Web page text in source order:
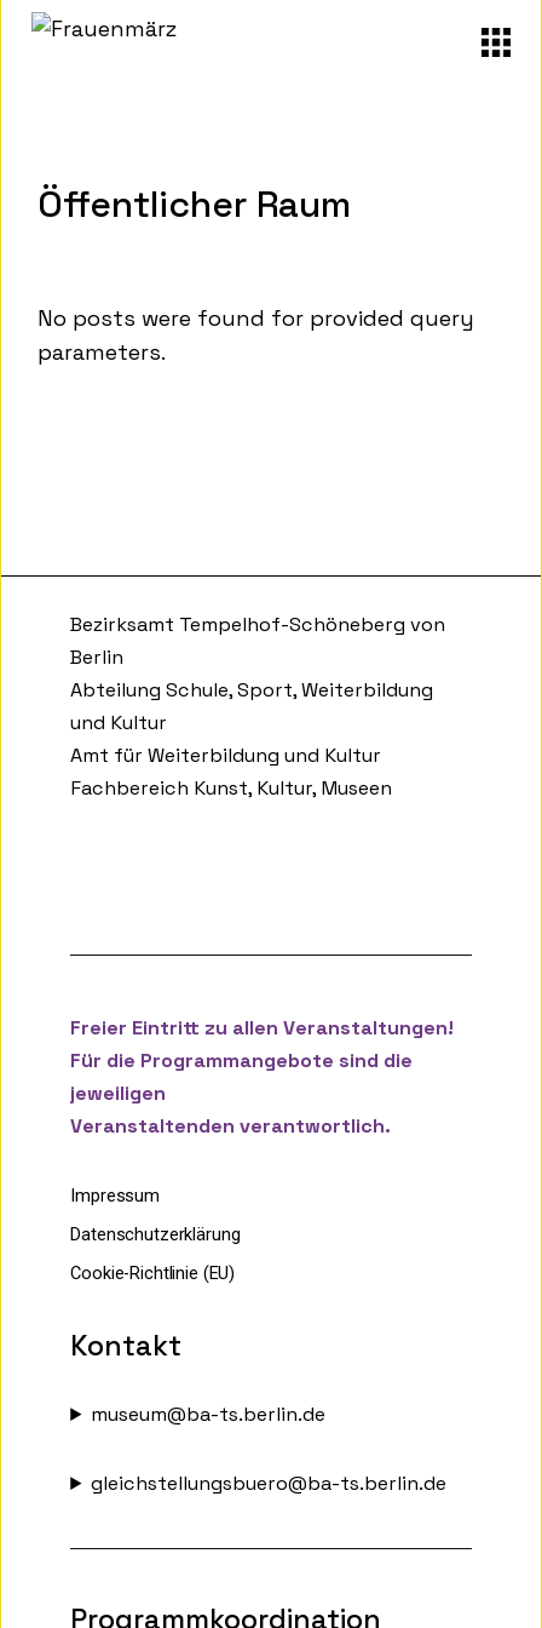
Skip
Öffentlicher Raum
No posts were found for provided query
parameters.
Bezirksamt Tempelhof-Schöneberg von
Berlin
Abteilung Schule, Sport, Weiterbildung
und Kultur
Amt für Weiterbildung und Kultur
Fachbereich Kunst, Kultur, Museen
Freier Eintritt zu allen Veranstaltungen!
Für die Programmangebote sind die
jeweiligen
Veranstaltenden verantwortlich.
Impressum
Datenschutzerklärung
Cookie-Richtlinie (EU)
Kontakt
museum@ba-ts.berlin.de
gleichstellungsbuero@ba-ts.berlin.de
Programmkoordination